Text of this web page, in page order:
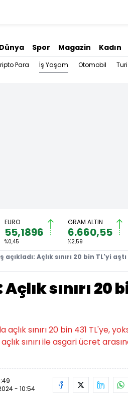
Spor Magazin Kadın
Para İş Yaşam Otomobil
EURO
55,1896
%0,45
GRAM ALTIN
6.660,55
%2,59
açıkladı: Açlık sınırı 20 bin TL'yi
sınırı 20
sınırı 20 bin 431 TL'ye,
sınırı ile asgari ücret
- 10:54